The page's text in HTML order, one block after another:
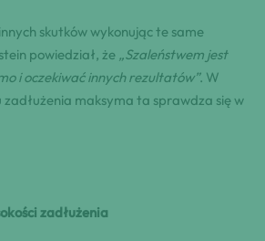
skutków wykonując te same
powiedział, że „Szaleństwem jest
i oczekiwać innych rezultatów”. W
maksyma ta sprawdza się w
zadłużenia